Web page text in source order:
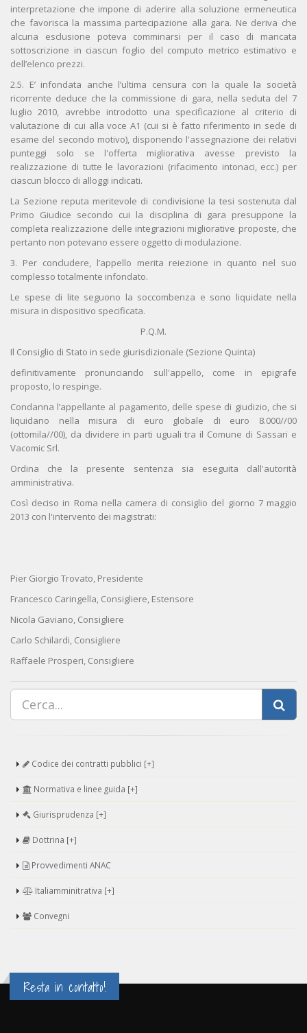
interpretazione che impone di aderire alla soluzione ermeneutica
che favorisca la massima partecipazione alla gara. Ne deriva che
alcuna esclusione poteva comminarsi per il caso di mancata
sottoscrizione in ciascun foglio del computo metrico estimativo e
dell’elenco prezzi.
2.5. E’ infondata anche l’ultima censura con la quale la società
ricorrente deduce che la commissione di gara, nella seduta del 7
luglio 2010, avrebbe introdotto una specificazione al criterio di
valutazione di cui alla voce A1 (cui si è fatto riferimento in sede di
esame del secondo motivo), disponendo l'assegnazione dei relativi
punteggi solo se l'offerta migliorativa avesse previsto la
realizzazione di tutte le lavorazioni (rifacimento intonaci, ecc.) per
ciascun blocco di alloggi indicati.
La Sezione reputa meritevole di condivisione la tesi sostenuta dal
Primo Giudice secondo cui la disciplina di gara presuppone la
completa realizzazione delle integrazioni migliorative proposte, che
pertanto non potevano essere oggetto di modulazione.
3. Per concludere, l’appello merita reiezione in quanto nel suo
complesso totalmente infondato.
Le spese di lite seguono la soccombenza e sono liquidate nella
misura in dispositivo specificata.
P.Q.M.
Il Consiglio di Stato in sede giurisdizionale (Sezione Quinta)
definitivamente pronunciando sull'appello, come in epigrafe
proposto, lo respinge.
Condanna l’appellante al pagamento, delle spese di giudizio, che si
liquidano nella misura di euro globale di euro 8.000//00
(ottomila//00), da dividere in parti uguali tra il Comune di Sassari e
Vacomic Srl.
Ordina che la presente sentenza sia eseguita dall'autorità
amministrativa.
Così deciso in Roma nella camera di consiglio del giorno 7 maggio
2013 con l'intervento dei magistrati:
Pier Giorgio Trovato, Presidente
Francesco Caringella, Consigliere, Estensore
Nicola Gaviano, Consigliere
Carlo Schilardi, Consigliere
Raffaele Prosperi, Consigliere
Codice dei contratti pubblici [+]
Normativa e linee guida [+]
Giurisprudenza [+]
Dottrina [+]
Provvedimenti ANAC
Italiamminitrativa [+]
Convegni
Resta in contatto!